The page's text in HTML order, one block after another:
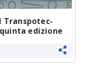
edizione